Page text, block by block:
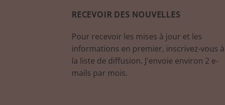
RECEVOIR DES NOUVELLES
Pour recevoir les mises à jour et les
informations en premier, inscrivez-vous à
la liste de diffusion. J'envoie environ 2 e-
mails par mois.